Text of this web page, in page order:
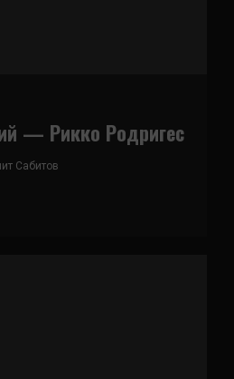
— Рикко Родригес
Сабитов